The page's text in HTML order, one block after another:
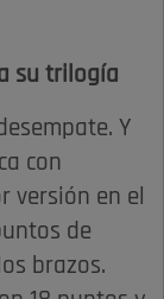
su trilogía
Y
con
versión en el
de
brazos.